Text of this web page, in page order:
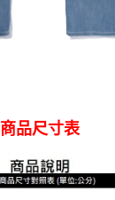
商品尺寸表